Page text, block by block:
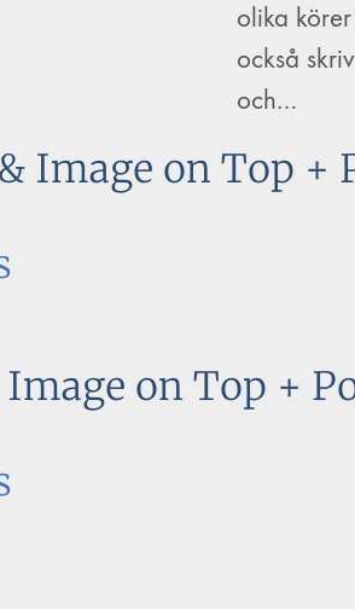
olika
också
och…
Image on Top +
on Top +